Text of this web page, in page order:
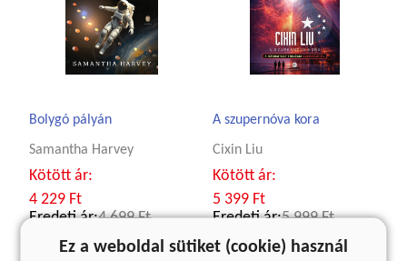
Bolygó pályán
Samantha Harvey
Kötött ár:
4 229 Ft
Eredeti ár:4 699 Ft
A szupernóva kora
Cixin Liu
Kötött ár:
5 399 Ft
Eredeti ár:5 999 Ft
Ez a weboldal sütiket (cookie) használ